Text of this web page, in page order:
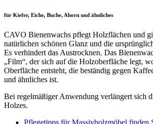
für Kiefer, Eiche, Buche, Ahorn und ähnliches
CAVO Bienenwachs pflegt Holzflächen und
natürlichen schönen Glanz und die
Es verhindert das Austrocknen. Das
„Film“, der sich auf die Holzoberfläche legt,
Oberfläche entsteht, die beständig gegen
und ähnliches ist.
Bei regelmäßiger Anwendung verlängert sich
Holzes.
Pflegetipps für Massivholzmöbel finden